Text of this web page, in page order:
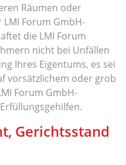
Räumen oder
Forum GmbH-
die LMI Forum
nicht bei Unfällen
Ihres Eigentums, es sei
vorsätzlichem oder grob
Forum GmbH-
Gerichtsstand